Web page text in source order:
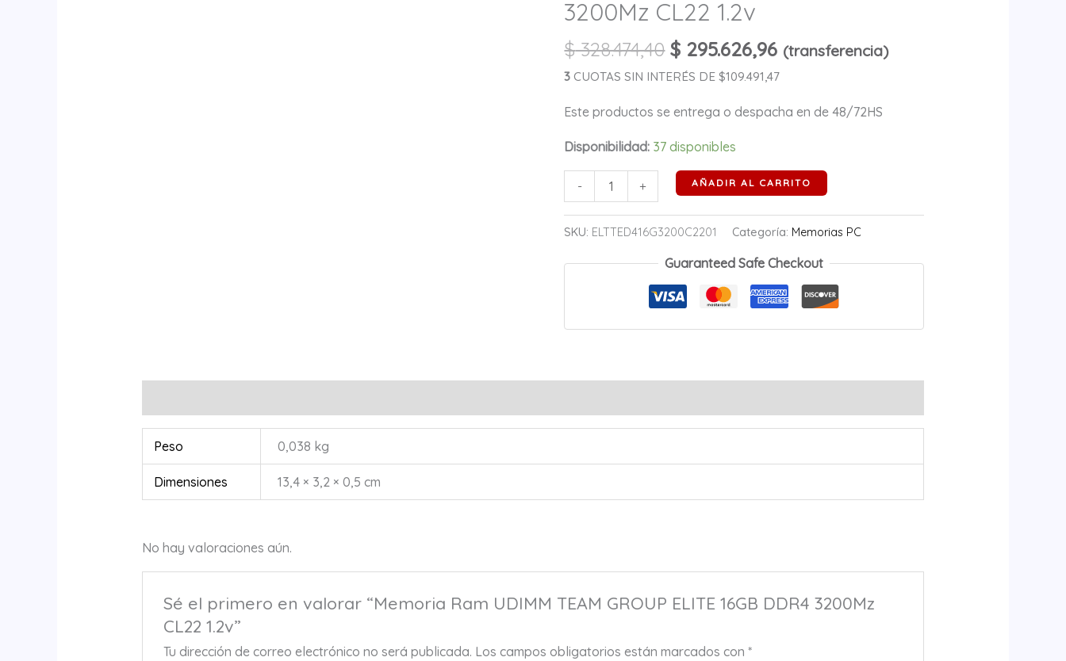
3200Mz CL22 1.2v
$328.474,40 $ 295.626,96 (transferencia)
3 CUOTAS SIN INTERÉS DE $109.491,47
Este productos se entrega o despacha en de 48/72HS
Disponibilidad: 37 disponibles
-
DDR4
3200Mz
CL22
cantidad
+ AÑADIR AL CARRITO
SKU: ELTTED416G3200C2201 Categoría: Memorias PC
Guaranteed Safe Checkout
Peso 0,038 kg
Dimensiones 13,4 × 3,2 × 0,5 cm
No hay valoraciones aún.
Sé el primero en valorar “Memoria Ram UDIMM TEAM GROUP ELITE 16GB DDR4 3200Mz
CL22 1.2v”
Tu dirección de correo electrónico no será publicada. Los campos obligatorios están marcados con*